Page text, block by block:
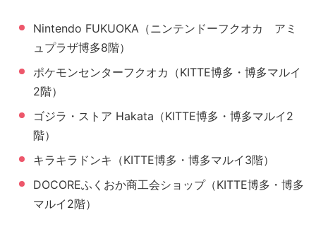
Nintendo FUKUOKA（ニンテンドーフクオカ アミ
ュプラザ博多8階）
ポケモンセンターフクオカ（KITTE博多・博多マルイ
2階）
ゴジラ・ストア Hakata（KITTE博多・博多マルイ2
階）
キラキラドンキ（KITTE博多・博多マルイ3階）
DOCOREふくおか商工会ショップ（KITTE博多・博多
マルイ2階）